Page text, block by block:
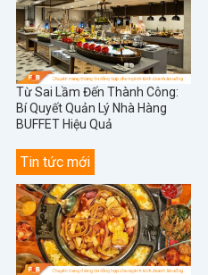
Từ Sai Lầm Đến Thành Công:
Bí Quyết Quản Lý Nhà Hàng
BUFFET Hiệu Quả
Tin tức mới